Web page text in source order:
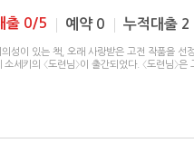
출 0/5 예약 0 누적대출 2
의성이 있는 책, 오래 사랑받은 고전 작품을 선
소세키의 〈도련님〉이 출간되었다. 〈도련님〉